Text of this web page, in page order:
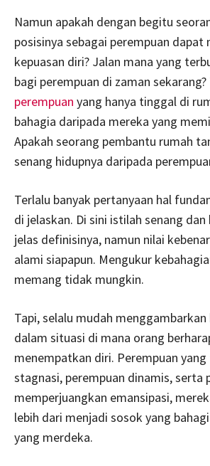
Namun apakah dengan begitu
posisinya sebagai perempuan dapat
kepuasan diri? Jalan mana yang
bagi perempuan di zaman
perempuan yang hanya tinggal di
bahagia daripada mereka yang
Apakah seorang pembantu rumah
senang hidupnya daripada
Terlalu banyak pertanyaan hal
di jelaskan. Di sini istilah senang
jelas definisinya, namun nilai
alami siapapun. Mengukur
memang tidak mungkin.
Tapi, selalu mudah
dalam situasi di mana orang
menempatkan diri. Perempuan
stagnasi, perempuan dinamis, serta
memperjuangkan emansipasi,
lebih dari menjadi sosok yang
yang merdeka.